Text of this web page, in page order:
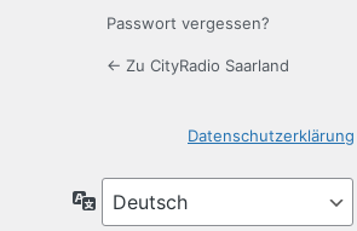
Passwort vergessen?
← Zu CityRadio Saarland
Datenschutzerklärung
Sprache